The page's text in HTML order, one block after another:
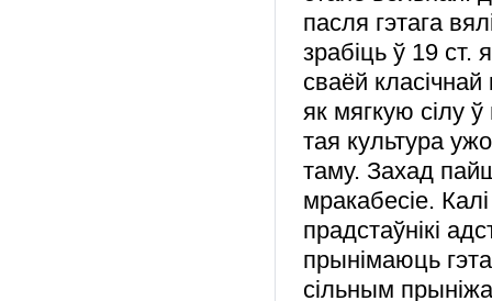
пасля гэтага
зрабіць ў 19 ст.
сваёй
як мягкую сілу
тая культура
таму. Захад
мракабесіе.
прадстаўнікі
прынімаюць
сільным